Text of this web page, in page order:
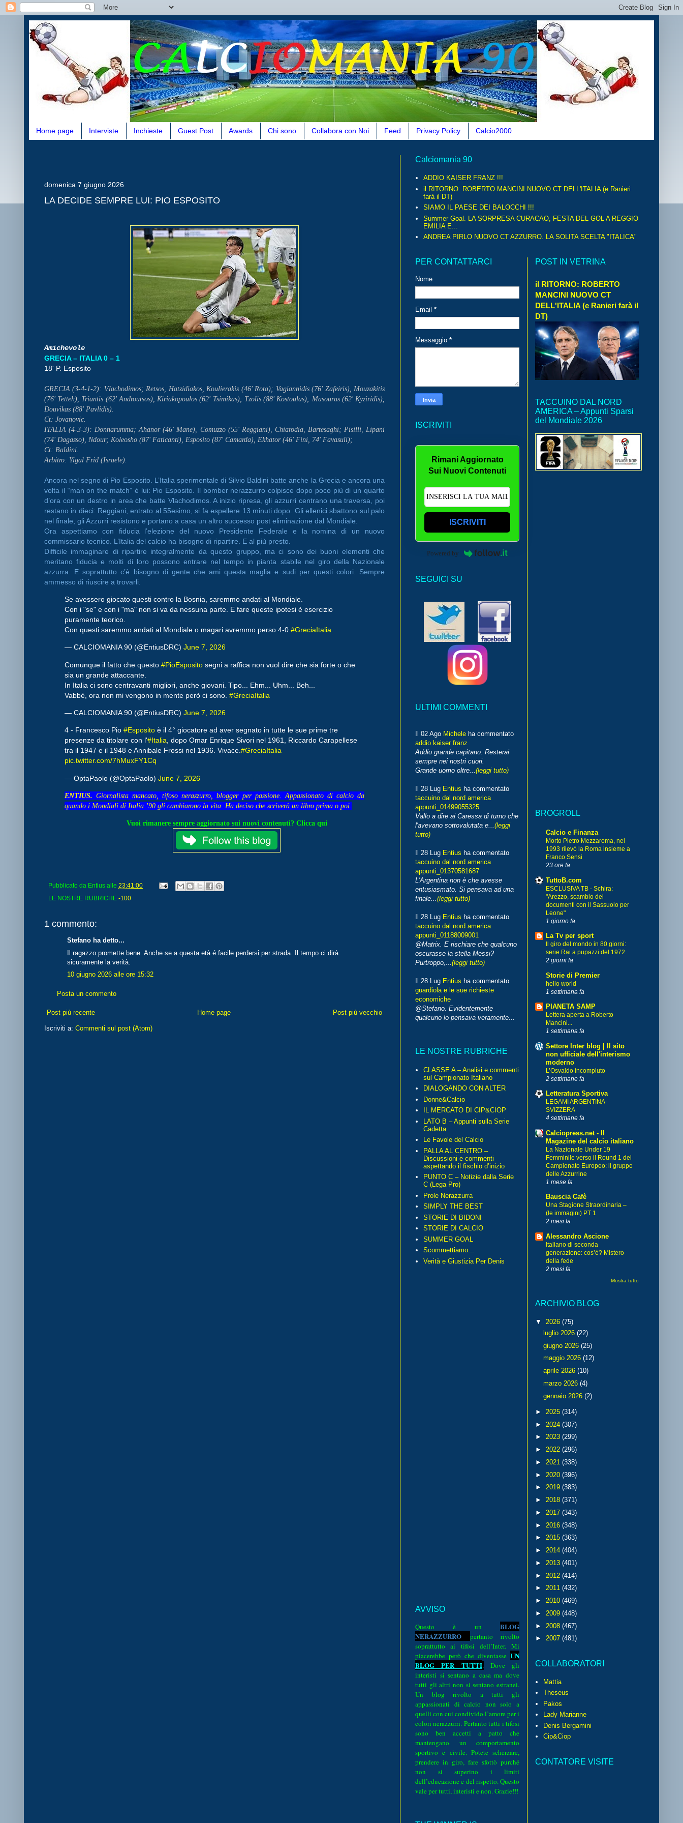
Home page Interviste Inchieste Guest Post Awards Chi sono Collabora con Noi Feed Privacy Policy Calcio2000
domenica 7 giugno 2026
LA DECIDE SEMPRE LUI: PIO ESPOSITO
Amichevole
GRECIA – ITALIA 0 – 1
18' P. Esposito
GRECIA (3-4-1-2): Vlachodimos; Retsos, Hatzidiakos, Koulierakis (46' Rota); Vagiannidis (76' Zafeiris), Mouzakitis
(76' Tetteh), Triantis (62' Androutsos), Kiriakopoulos (62' Tsimikas); Tzolis (88' Kostoulas); Masouras (62' Kyziridis),
Douvikas (88' Pavlidis).
Ct: Jovanovic.
ITALIA (4-3-3): Donnarumma; Ahanor (46' Mane), Comuzzo (55' Reggiani), Chiarodia, Bartesaghi; Pisilli, Lipani
(74' Dagasso), Ndour; Koleosho (87' Faticanti), Esposito (87' Camarda), Ekhator (46' Fini, 74' Favasuli);
Ct: Baldini.
Arbitro: Yigal Frid (Israele).
Ancora nel segno di Pio Esposito. L’Italia sperimentale di Silvio Baldini batte anche la Grecia e ancora una
volta il “man on the match” è lui: Pio Esposito. Il bomber nerazzurro colpisce dopo poco più di un quarto
d’ora con un destro in area che batte Vlachodimos. A inizio ripresa, gli azzurri centrano una traversa, poi
restano in dieci: Reggiani, entrato al 55esimo, si fa espellere 13 minuti dopo. Gli ellenici sbattono sul palo
nel finale, gli Azzurri resistono e portano a casa un altro successo post eliminazione dal Mondiale.
Ora aspettiamo con fiducia l’elezione del nuovo Presidente Federale e la nomina di un nuovo
commissario tecnico. L’Italia del calcio ha bisogno di ripartire. E al più presto.
Difficile immaginare di ripartire integralmente da questo gruppo, ma ci sono dei buoni elementi che
meritano fiducia e molti di loro possono entrare nel tempo in pianta stabile nel giro della Nazionale
azzurra. E soprattutto c’è bisogno di gente che ami questa maglia e sudi per questi colori. Sempre
ammesso di riuscire a trovarli.
Se avessero giocato questi contro la Bosnia, saremmo andati al Mondiale.
Con i "se" e con i "ma" non si va da nessuna parte. E fare queste ipotesi è esercizio
puramente teorico.
Con questi saremmo andati al Mondiale o magari avremmo perso 4-0. #GreciaItalia
— CALCIOMANIA 90 (@EntiusDRC) June 7, 2026
Comunque il fatto che questo #PioEsposito segni a raffica non vuol dire che sia forte o che
sia un grande attaccante.
In Italia ci sono centravanti migliori, anche giovani. Tipo... Ehm... Uhm... Beh...
Vabbè, ora non mi vengono in mente però ci sono. #GreciaItalia
— CALCIOMANIA 90 (@EntiusDRC) June 7, 2026
4 - Francesco Pio #Esposito è il 4° giocatore ad aver segnato in tutte le sue prime tre
presenze da titolare con l'#Italia, dopo Omar Enrique Sivori nel 1961, Riccardo Carapellese
tra il 1947 e il 1948 e Annibale Frossi nel 1936. Vivace.#GreciaItalia
pic.twitter.com/7hMuxFY1Cq
— OptaPaolo (@OptaPaolo) June 7, 2026
ENTIUS. Giornalista mancato, tifoso nerazzurro, blogger per passione. Appassionato di calcio da
quando i Mondiali di Italia ’90 gli cambiarono la vita. Ha deciso che scriverà un libro prima o poi.
Vuoi rimanere sempre aggiornato sui nuovi contenuti? Clicca qui
Pubblicato da Entius alle 23:41:00
LE NOSTRE RUBRICHE -100
1 commento:
Stefano ha detto...
Il ragazzo promette bene. Anche se a questa età é facile perdersi per strada. Il tempo ci dirà
sicuramente la verità.
10 giugno 2026 alle ore 15:32
Posta un commento
Post più recente Post più vecchio
Home page
Iscriviti a: Commenti sul post (Atom)
Calciomania 90
ADDIO KAISER FRANZ !!!
il RITORNO: ROBERTO MANCINI NUOVO CT DELL'ITALIA (e Ranieri
farà il DT)
SIAMO IL PAESE DEI BALOCCHI !!!
Summer Goal. LA SORPRESA CURACAO, FESTA DEL GOL A REGGIO
EMILIA E...
ANDREA PIRLO NUOVO CT AZZURRO. LA SOLITA SCELTA "ITALICA"
PER CONTATTARCI
Nome
Email *
Messaggio *
ISCRIVITI
Rimani Aggiornato
Sui Nuovi Contenuti
ISCRIVITI
Powered by
SEGUICI SU
ULTIMI COMMENTI
Il 02 Ago Michele ha commentato
addio kaiser franz
Addio grande capitano. Resterai
sempre nei nostri cuori.
Grande uomo oltre...(leggi tutto)
Il 28 Lug Entius ha commentato
taccuino dal nord america
appunti_01499055325
Vallo a dire ai Caressa di turno che
l'avevano sottovalutata e...(leggi
tutto)
Il 28 Lug Entius ha commentato
taccuino dal nord america
appunti_01370581687
L'Argentina non è che avesse
entusiasmato. Si pensava ad una
finale...(leggi tutto)
Il 28 Lug Entius ha commentato
taccuino dal nord america
appunti_01188009001
@Matrix. E rischiare che qualcuno
oscurasse la stella Messi?
Purtroppo,...(leggi tutto)
Il 28 Lug Entius ha commentato
guardiola e le sue richieste
economiche
@Stefano. Evidentemente
qualcuno lo pensava veramente...
LE NOSTRE RUBRICHE
CLASSE A – Analisi e commenti
sul Campionato Italiano
DIALOGANDO CON ALTER
Donne&Calcio
IL MERCATO DI CIP&CIOP
LATO B – Appunti sulla Serie
Cadetta
Le Favole del Calcio
PALLA AL CENTRO –
Discussioni e commenti
aspettando il fischio d’inizio
PUNTO C – Notizie dalla Serie
C (Lega Pro)
Prole Nerazzurra
SIMPLY THE BEST
STORIE DI BIDONI
STORIE DI CALCIO
SUMMER GOAL
Scommettiamo...
Verità e Giustizia Per Denis
AVVISO
Questo è un BLOG
NERAZZURRO pertanto rivolto
soprattutto ai tifosi dell’Inter. Mi
piacerebbe però che diventasse UN
BLOG PER TUTTI.
Dove gli
interisti si sentano a casa ma dove
tutti gli altri non si sentano estranei.
Un blog rivolto a tutti gli
appassionati di calcio non solo a
quelli con cui condivido l’amore per i
colori nerazzurri. Pertanto tutti i tifosi
sono ben accetti a patto che
mantengano un comportamento
sportivo e civile. Potete scherzare,
prendere in giro, fare sfottò purché
non si superino i limiti
dell’educazione e del rispetto. Questo
vale per tutti, interisti e non. Grazie!!!
POST IN VETRINA
il RITORNO: ROBERTO
MANCINI NUOVO CT
DELL'ITALIA (e Ranieri farà il
DT)
TACCUINO DAL NORD
AMERICA – Appunti Sparsi
del Mondiale 2026
BROGROLL
Calcio e Finanza
Morto Pietro Mezzaroma, nel
1993 rilevò la Roma insieme a
Franco Sensi
23 ore fa
TuttoB.com
ESCLUSIVA TB - Schira:
"Arezzo, scambio dei
documenti con il Sassuolo per
Leone"
1 giorno fa
La Tv per sport
Il giro del mondo in 80 giorni:
serie Rai a pupazzi del 1972
2 giorni fa
Storie di Premier
hello world
1 settimana fa
PIANETA SAMP
Lettera aperta a Roberto
Mancini...
1 settimana fa
Settore Inter blog | Il sito
non ufficiale dell'interismo
moderno
L’Osvaldo incompiuto
2 settimane fa
Letteratura Sportiva
LEGAMI ARGENTINA-
SVIZZERA
4 settimane fa
Calciopress.net - Il
Magazine del calcio italiano
La Nazionale Under 19
Femminile verso il Round 1 del
Campionato Europeo: il gruppo
delle Azzurrine
1 mese fa
Bauscia Cafè
Una Stagione Straordinaria –
(le immagini) PT 1
2 mesi fa
Alessandro Ascione
Italiano di seconda
generazione: cos’è? Mistero
della fede
2 mesi fa
Mostra tutto
ARCHIVIO BLOG
▼ 2026 (75)
luglio 2026 (22)
giugno 2026 (25)
maggio 2026 (12)
aprile 2026 (10)
marzo 2026 (4)
gennaio 2026 (2)
► 2025 (314)
► 2024 (307)
► 2023 (299)
► 2022 (296)
► 2021 (338)
► 2020 (396)
► 2019 (383)
► 2018 (371)
► 2017 (343)
► 2016 (348)
► 2015 (363)
► 2014 (404)
► 2013 (401)
► 2012 (414)
► 2011 (432)
► 2010 (469)
► 2009 (448)
► 2008 (467)
► 2007 (481)
COLLABORATORI
Mattia
Theseus
Pakos
Lady Marianne
Denis Bergamini
Cip&Ciop
CONTATORE VISITE